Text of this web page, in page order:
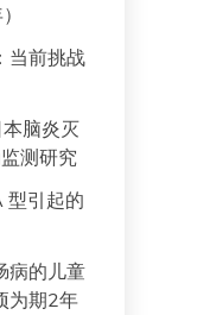
当前挑战
脑炎灭
测研究
引起的
病的儿童
为期2年